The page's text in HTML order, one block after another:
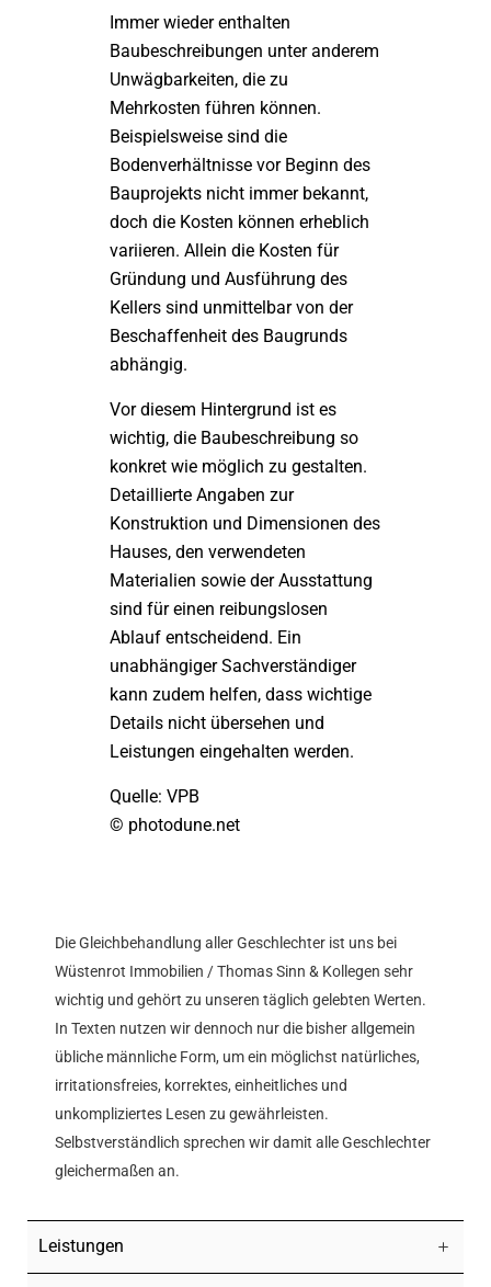
Immer wieder enthalten
Baubeschreibungen unter anderem
Unwägbarkeiten, die zu
Mehrkosten führen können.
Beispielsweise sind die
Bodenverhältnisse vor Beginn des
Bauprojekts nicht immer bekannt,
doch die Kosten können erheblich
variieren. Allein die Kosten für
Gründung und Ausführung des
Kellers sind unmittelbar von der
Beschaffenheit des Baugrunds
abhängig.
Vor diesem Hintergrund ist es
wichtig, die Baubeschreibung so
konkret wie möglich zu gestalten.
Detaillierte Angaben zur
Konstruktion und Dimensionen des
Hauses, den verwendeten
Materialien sowie der Ausstattung
sind für einen reibungslosen
Ablauf entscheidend. Ein
unabhängiger Sachverständiger
kann zudem helfen, dass wichtige
Details nicht übersehen und
Leistungen eingehalten werden.
Quelle: VPB
© photodune.net
Die Gleichbehandlung aller Geschlechter ist uns bei
Wüstenrot Immobilien / Thomas Sinn & Kollegen sehr
wichtig und gehört zu unseren täglich gelebten Werten.
In Texten nutzen wir dennoch nur die bisher allgemein
übliche männliche Form, um ein möglichst natürliches,
irritationsfreies, korrektes, einheitliches und
unkompliziertes Lesen zu gewährleisten.
Selbstverständlich sprechen wir damit alle Geschlechter
gleichermaßen an.
Leistungen